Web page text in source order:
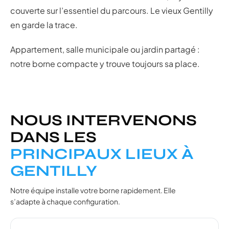
couverte sur l’essentiel du parcours. Le vieux Gentilly
en garde la trace.
Appartement, salle municipale ou jardin partagé :
notre borne compacte y trouve toujours sa place.
NOUS INTERVENONS
DANS LES
PRINCIPAUX LIEUX À
GENTILLY
Notre équipe installe votre borne rapidement. Elle
s’adapte à chaque configuration.